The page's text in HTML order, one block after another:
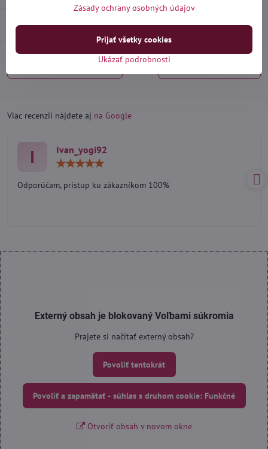
Diskusia 0
Viac recenzií nájdete aj na Google
I Ivan_yogi92
5
Odporúčam, prístup ku zákazníkom 100%
Externý obsah je blokovaný Voľbami súkromia
Prajete si načítať externý obsah?
Povoliť tentokrát
Povoliť a zapamätať - súhlas s druhom cookie: Funkčné
Otvoriť obsah v novom okne
Zásady ochrany osobných údajov
Ukázať podrobnosti
Prijať všetky cookies